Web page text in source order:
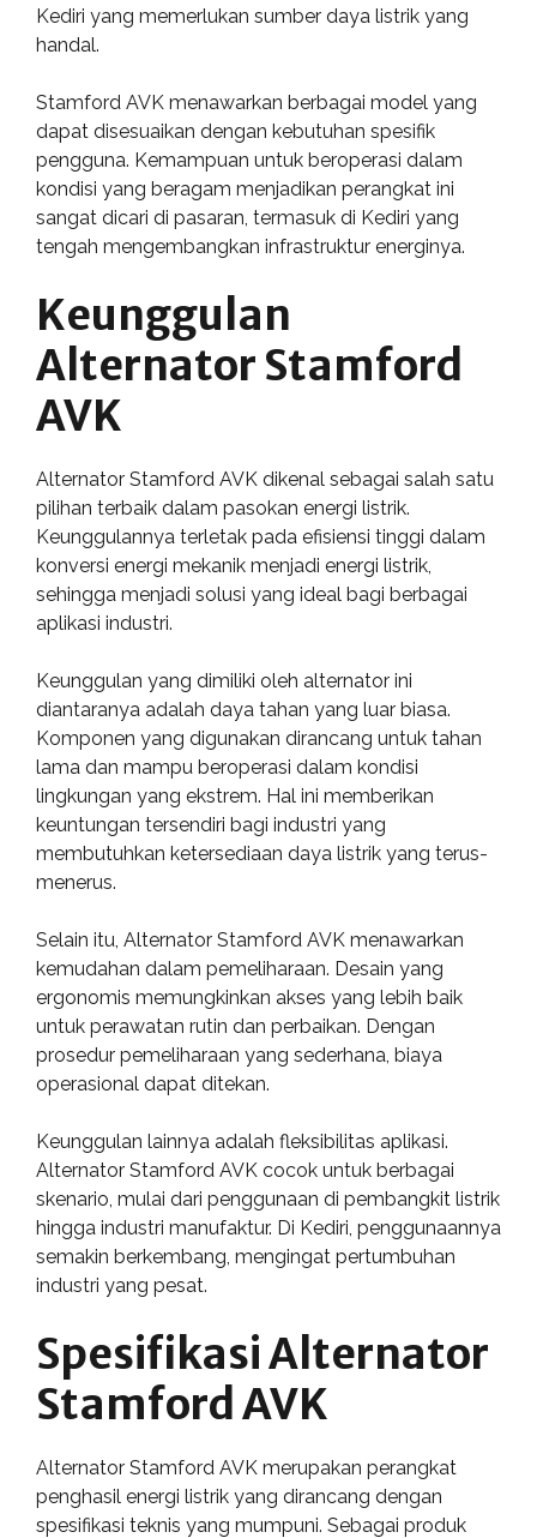
Kediri yang memerlukan sumber daya listrik yang
handal.
Stamford AVK menawarkan berbagai model yang
dapat disesuaikan dengan kebutuhan spesifik
pengguna. Kemampuan untuk beroperasi dalam
kondisi yang beragam menjadikan perangkat ini
sangat dicari di pasaran, termasuk di Kediri yang
tengah mengembangkan infrastruktur energinya.
Keunggulan
Alternator Stamford
AVK
Alternator Stamford AVK dikenal sebagai salah satu
pilihan terbaik dalam pasokan energi listrik.
Keunggulannya terletak pada efisiensi tinggi dalam
konversi energi mekanik menjadi energi listrik,
sehingga menjadi solusi yang ideal bagi berbagai
aplikasi industri.
Keunggulan yang dimiliki oleh alternator ini
diantaranya adalah daya tahan yang luar biasa.
Komponen yang digunakan dirancang untuk tahan
lama dan mampu beroperasi dalam kondisi
lingkungan yang ekstrem. Hal ini memberikan
keuntungan tersendiri bagi industri yang
membutuhkan ketersediaan daya listrik yang terus-
menerus.
Selain itu, Alternator Stamford AVK menawarkan
kemudahan dalam pemeliharaan. Desain yang
ergonomis memungkinkan akses yang lebih baik
untuk perawatan rutin dan perbaikan. Dengan
prosedur pemeliharaan yang sederhana, biaya
operasional dapat ditekan.
Keunggulan lainnya adalah fleksibilitas aplikasi.
Alternator Stamford AVK cocok untuk berbagai
skenario, mulai dari penggunaan di pembangkit listrik
hingga industri manufaktur. Di Kediri, penggunaannya
semakin berkembang, mengingat pertumbuhan
industri yang pesat.
Spesifikasi Alternator
Stamford AVK
Alternator Stamford AVK merupakan perangkat
penghasil energi listrik yang dirancang dengan
spesifikasi teknis yang mumpuni. Sebagai produk